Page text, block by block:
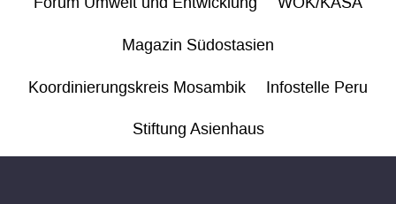
Magazin Südostasien
Koordinierungskreis Mosambik Infostelle Peru
Stiftung Asienhaus